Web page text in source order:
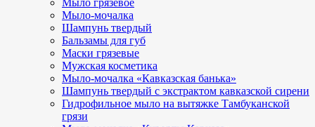
Мыло грязевое
Мыло-мочалка
Шампунь твердый
Бальзамы для губ
Маски грязевые
Мужская косметика
Мыло-мочалка «Кавказская банька»
Шампунь твердый с экстрактом кавказской сирени
Гидрофильное мыло на вытяжке Тамбуканской
грязи